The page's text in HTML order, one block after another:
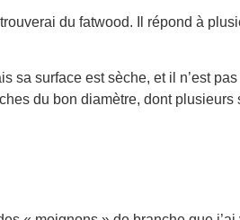
du fatwood. Il répond à
sa surface est sèche, et il n’est
du bon diamètre, dont